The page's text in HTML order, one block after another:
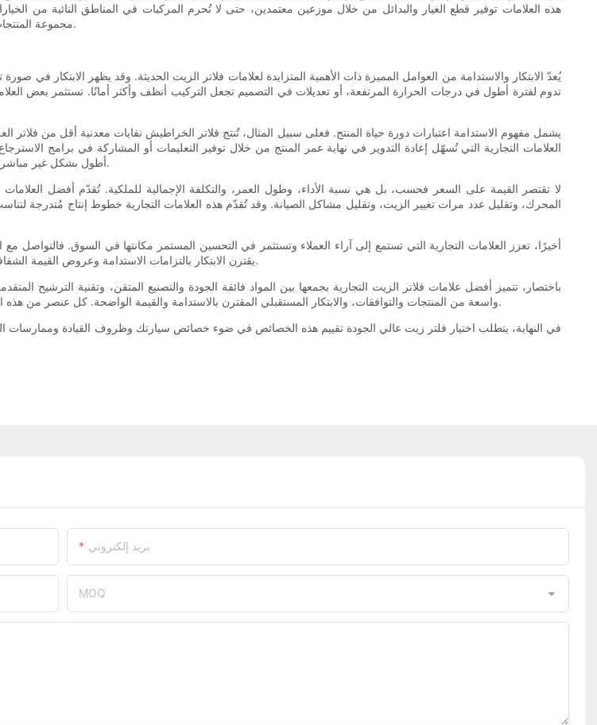
هذه العلامات توفير قطع الغيار والبدائل من خلال موزعين معتمدين، حتى لا تُحرم المركبات في المناطق النائية
مجموعة المنتجات الواسعة والدقيقة، إلى جانب أدوات التركيب الممتازة، سمةً مميزةً لعلامات فلاتر الزيت الرائدة.
يُعدّ الابتكار والاستدامة من العوامل المميزة ذات الأهمية المتزايدة لعلامات فلاتر الزيت الحديثة. وقد يظهر الابتكار
تدوم لفترة أطول في درجات الحرارة المرتفعة، أو تعديلات في التصميم تجعل التركيب أنظف وأكثر أمانًا. تستثمر بعض
يشمل مفهوم الاستدامة اعتبارات دورة حياة المنتج. فعلى سبيل المثال، تُنتج فلاتر الخراطيش نفايات معدنية أقل من فلاتر
العلامات التجارية التي تُسهّل إعادة التدوير في نهاية عمر المنتج من خلال توفير التعليمات أو المشاركة في برامج
أطول بشكل غير مباشر في الاستدامة من خلال تقليل عدد مرات التخلص من الفلاتر وكمية الزيت المُستهلكة في الصيانة.
لا تقتصر القيمة على السعر فحسب، بل هي نسبة الأداء، وطول العمر، والتكلفة الإجمالية للملكية. تُقدّم أفضل
المحرك، وتقليل عدد مرات تغيير الزيت، وتقليل مشاكل الصيانة. وقد تُقدّم هذه العلامات التجارية خطوط إنتاج مُتدرجة
أخيرًا، تعزز العلامات التجارية التي تستمع إلى آراء العملاء وتستثمر في التحسين المستمر مكانتها في السوق. فالتواصل
يقترن الابتكار بالتزامات الاستدامة وعروض القيمة الشفافة، تتميز العلامة التجارية ليس فقط كمورد للفلاتر، بل كشريك في العناية بالمركبات وحماية البيئة.
باختصار، تتميز أفضل علامات فلاتر الزيت التجارية بجمعها بين المواد فائقة الجودة والتصنيع المتقن، وتقنية الترشيح
واسعة من المنتجات والتوافقات، والابتكار المستقبلي المقترن بالاستدامة والقيمة الواضحة. كل عنصر من هذه العناصر يساهم في حماية المحركات وتوفير راحة البال لأصحاب المركبات والمهنيين على حد سواء.
في النهاية، يتطلب اختيار فلتر زيت عالي الجودة تقييم هذه الخصائص في ضوء خصائص سيارتك وظروف القيادة وممارسات
بريد إلكتروني
MOQ